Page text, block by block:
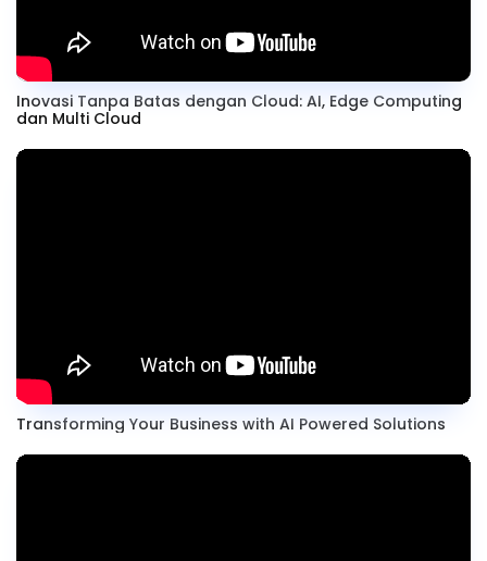
Inovasi Tanpa Batas dengan Cloud: AI, Edge Computing
dan Multi Cloud
Transforming Your Business with AI Powered Solutions